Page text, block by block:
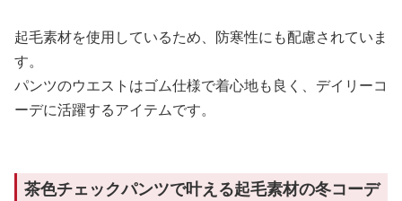
起毛素材を使用しているため、防寒性にも配慮されていま
す。
パンツのウエストはゴム仕様で着心地も良く、デイリーコ
ーデに活躍するアイテムです。
茶色チェックパンツで叶える起毛素材の冬コーデ